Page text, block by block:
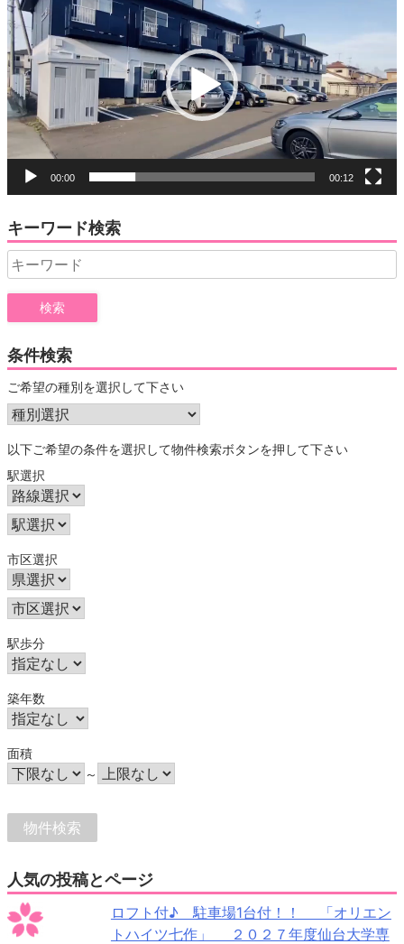
画
プ
レ
ー
ヤ
ー
00:00 00:12
キーワード検索
Search
for:
条件検索
ご希望の種別を選択して下さい
以下ご希望の条件を選択して物件検索ボタンを押して下さい
駅選択
市区選択
駅歩分
築年数
面積
～
人気の投稿とページ
ロフト付♪ 駐車場1台付！！ 「オリエン
トハイツ七作」 ２０２７年度仙台大学専